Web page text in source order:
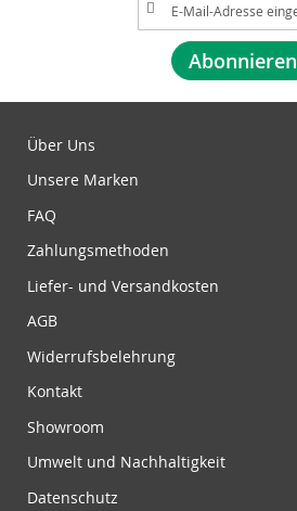
g
m
e
l
e
Abonnieren
Über Uns
Unsere Marken
FAQ
Zahlungsmethoden
Liefer- und Versandkosten
AGB
Widerrufsbelehrung
Kontakt
Showroom
Umwelt und Nachhaltigkeit
Datenschutz